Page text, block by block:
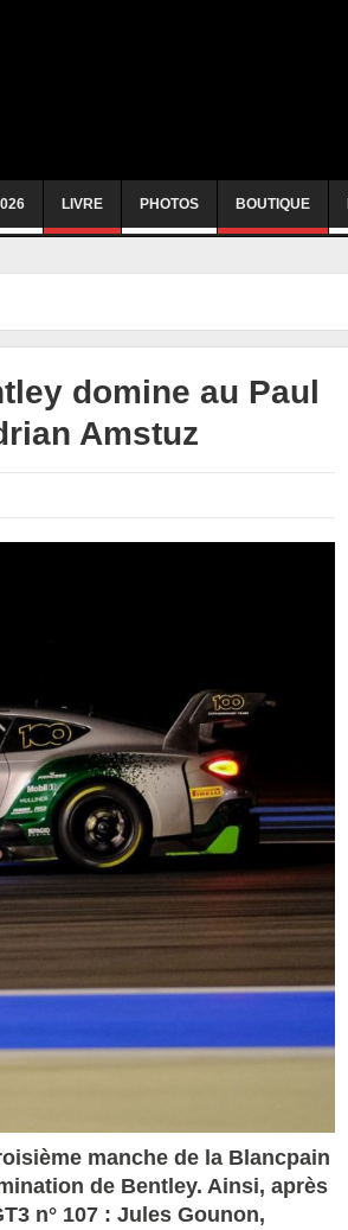
LIVRE PHOTOS BOUTIQUE
domine au Paul
Amstuz
manche de la Blancpain
de Bentley. Ainsi, après
n° 107 : Jules Gounon,